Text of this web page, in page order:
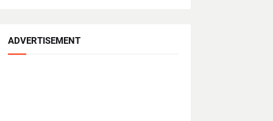
ADVERTISEMENT